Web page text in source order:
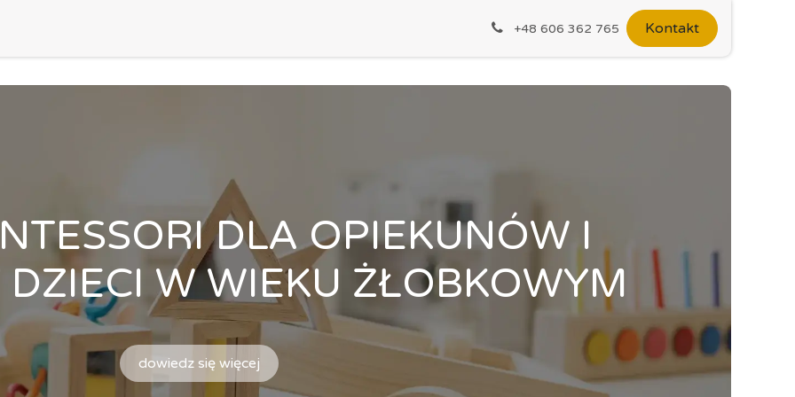
+48 606 362 765 Kontakt
DLA OPIEKUNÓW I
W WIEKU ŻŁOBKOWYM
dowiedz się więcej